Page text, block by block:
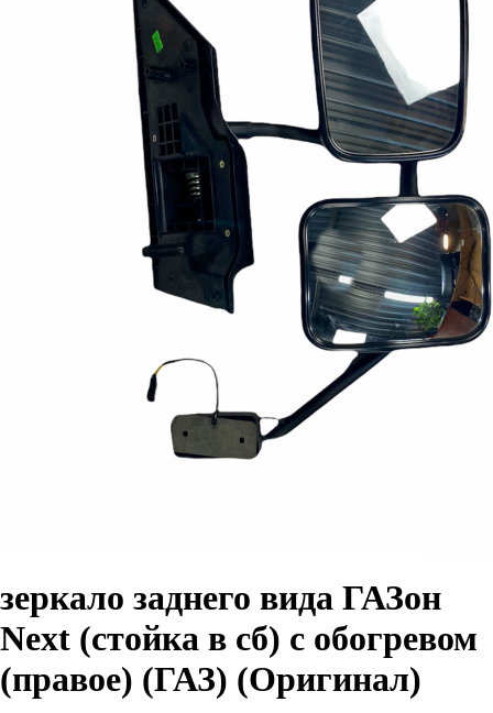
зеркало заднего вида ГАЗон
Next (стойка в сб) с обогревом
(правое) (ГАЗ) (Оригинал)